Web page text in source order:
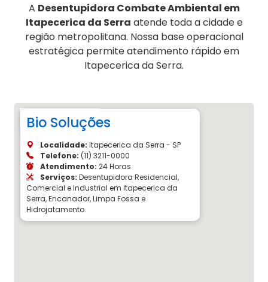
A Desentupidora Combate Ambiental em
Itapecerica da Serra atende toda a cidade e
região metropolitana. Nossa base operacional
estratégica permite atendimento rápido em
Itapecerica da Serra.
Bio Soluções
Localidade: Itapecerica da Serra - SP
Telefone: (11) 3211-0000
Atendimento: 24 Horas
Serviços: Desentupidora Residencial,
Comercial e Industrial em Itapecerica da
Serra, Encanador, Limpa Fossa e
Hidrojatamento.